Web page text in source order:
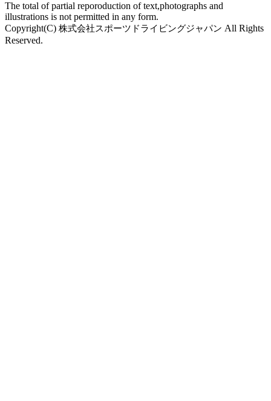
The total of partial reporoduction of text,photographs and
illustrations is not permitted in any form.
Copyright(C) 株式会社スポーツドライビングジャパン All Rights
Reserved.